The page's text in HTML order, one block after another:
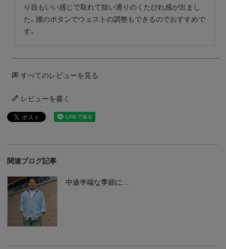
り目もいい感じで取れて狙い通りのくたびれ感が出まし
た。腰のボタンでウェストの調整もできるのでおすすめで
す。
すべてのレビューを見る
レビューを書く
関連ブログ記事
中途半端な季節に…